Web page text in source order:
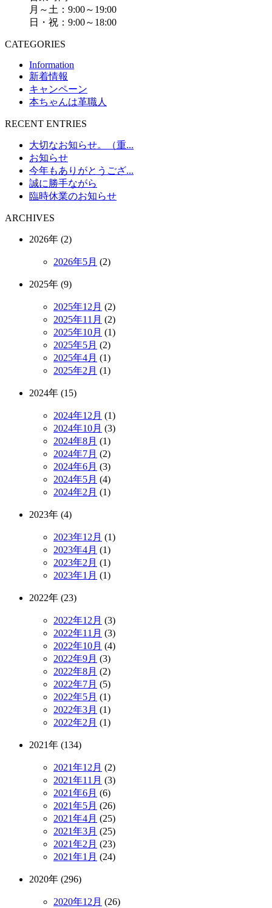
月～土：9:00～19:00
日・祝：9:00～18:00
CATEGORIES
Information
新着情報
キャンペーン
本ちゃんは革職人
RECENT ENTRIES
大切なお知らせ。（重...
お知らせ
今年もありがとうござ...
誠に勝手ながら
臨時休業のお知らせ
ARCHIVES
2026年 (2)
2026年5月 (2)
2025年 (9)
2025年12月 (2)
2025年11月 (2)
2025年10月 (1)
2025年5月 (2)
2025年4月 (1)
2025年2月 (1)
2024年 (15)
2024年12月 (1)
2024年10月 (3)
2024年8月 (1)
2024年7月 (2)
2024年6月 (3)
2024年5月 (4)
2024年2月 (1)
2023年 (4)
2023年12月 (1)
2023年4月 (1)
2023年2月 (1)
2023年1月 (1)
2022年 (23)
2022年12月 (3)
2022年11月 (3)
2022年10月 (4)
2022年9月 (3)
2022年8月 (2)
2022年7月 (5)
2022年5月 (1)
2022年3月 (1)
2022年2月 (1)
2021年 (134)
2021年12月 (2)
2021年11月 (3)
2021年6月 (6)
2021年5月 (26)
2021年4月 (25)
2021年3月 (25)
2021年2月 (23)
2021年1月 (24)
2020年 (296)
2020年12月 (26)